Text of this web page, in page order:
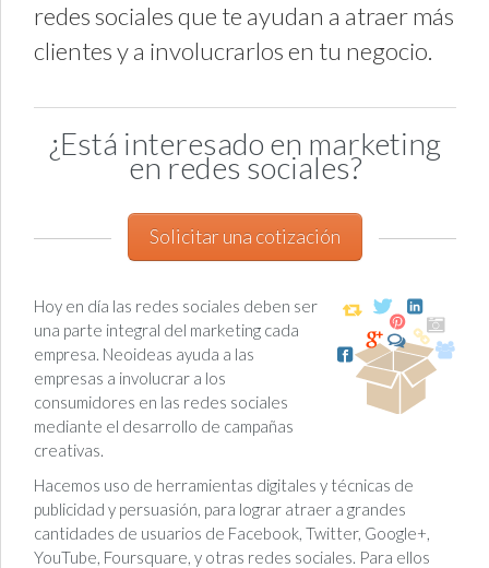
redes sociales que te ayudan a atraer más
clientes y a involucrarlos en tu negocio.
¿Está interesado en marketing
en redes sociales?
Solicitar una cotización
Hoy en día las redes sociales deben ser
una parte integral del marketing cada
empresa. Neoideas ayuda a las
empresas a involucrar a los
consumidores en las redes sociales
mediante el desarrollo de campañas
creativas.
Hacemos uso de herramientas digitales y técnicas de
publicidad y persuasión, para lograr atraer a grandes
cantidades de usuarios de Facebook, Twitter, Google+,
YouTube, Foursquare, y otras redes sociales. Para ellos